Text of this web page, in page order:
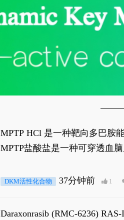
MPTP HCl 是一种靶向多巴胺
经典应用即为选择性损毁中脑
MPTP盐酸盐是一种可穿透血
DKM活性化合物 37分钟前 1
Daraxonrasib (RMC-6236)